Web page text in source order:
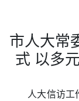
市人大常
式 以多
人大信访工